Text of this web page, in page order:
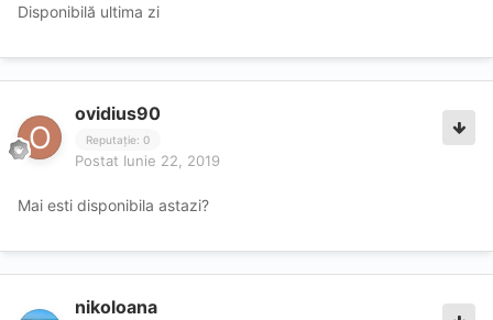
Disponibilă ultima zi
ovidius90
Reputație: 0
Postat Iunie 22, 2019
Mai esti disponibila astazi?
nikoloana